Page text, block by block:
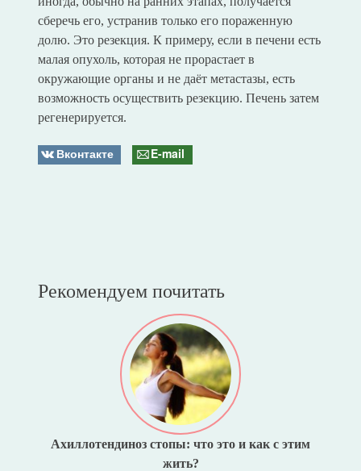
сберечь его, устранив только его пораженную
долю. Это резекция. К примеру, если в печени есть
малая опухоль, которая не прорастает в
окружающие органы и не даёт метастазы, есть
возможность осуществить резекцию. Печень затем
регенерируется.
Вконтакте E-mail
Рекомендуем почитать
Ахиллотендиноз стопы: что это и как с этим
жить?